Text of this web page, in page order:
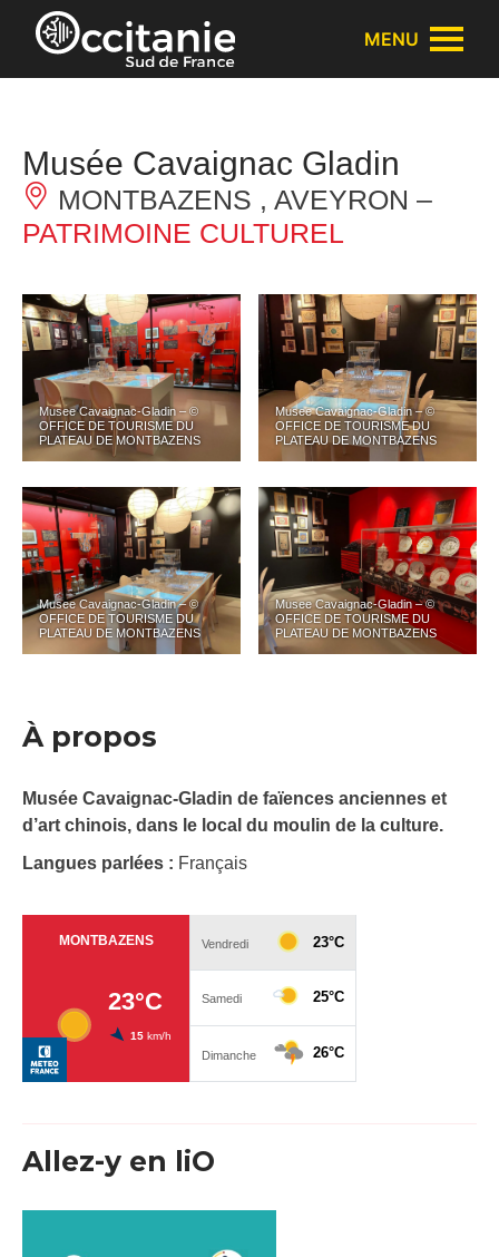
Panneau de gestion des cookies
MENU
Musée Cavaignac Gladin
MONTBAZENS , AVEYRON –
PATRIMOINE CULTUREL
Musee Cavaignac-Gladin – ©
OFFICE DE TOURISME DU
PLATEAU DE MONTBAZENS
Musee Cavaignac-Gladin – ©
OFFICE DE TOURISME DU
PLATEAU DE MONTBAZENS
Musee Cavaignac-Gladin – ©
OFFICE DE TOURISME DU
PLATEAU DE MONTBAZENS
Musee Cavaignac-Gladin – ©
OFFICE DE TOURISME DU
PLATEAU DE MONTBAZENS
À propos
Musée Cavaignac-Gladin de faïences anciennes et
d’art chinois, dans le local du moulin de la culture.
Langues parlées : Français
Allez-y en liO